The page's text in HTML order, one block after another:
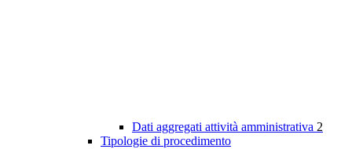
Dati aggregati attività amministrativa 2
Tipologie di procedimento